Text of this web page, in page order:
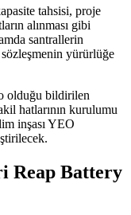
tahsisi, proje
alınması gibi
santrallerin
yürürlüğe
olduğu bildirilen
hatlarının kurulumu
inşası YEO
Reap Battery